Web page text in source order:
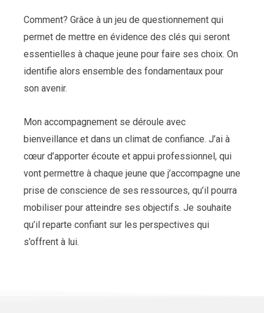
Comment? Grâce à un jeu de questionnement qui
permet de mettre en évidence des clés qui seront
essentielles à chaque jeune pour faire ses choix. On
identifie alors ensemble des fondamentaux pour
son avenir.
Mon accompagnement se déroule avec
bienveillance et dans un climat de confiance. J’ai à
cœur d’apporter écoute et appui professionnel, qui
vont permettre à chaque jeune que j’accompagne une
prise de conscience de ses ressources, qu’il pourra
mobiliser pour atteindre ses objectifs. Je souhaite
qu’il reparte confiant sur les perspectives qui
s’offrent à lui.